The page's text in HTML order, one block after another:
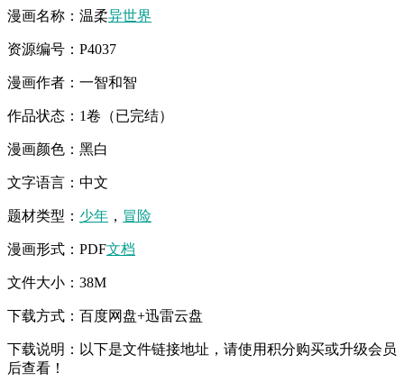
漫画名称：温柔异世界
资源编号：P4037
漫画作者：一智和智
作品状态：1卷（已完结）
漫画颜色：黑白
文字语言：中文
题材类型： 少年 ， 冒险
漫画形式：PDF文档
文件大小：38M
下载方式：百度网盘+迅雷云盘
下载说明：以下是文件链接地址，请使用积分购买或升级会员
后查看！